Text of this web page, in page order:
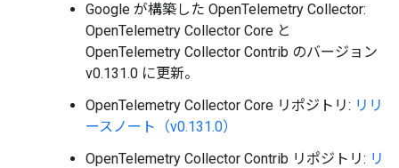
Google が構築した OpenTelemetry Collector:
OpenTelemetry Collector Core と
OpenTelemetry Collector Contrib のバージョン
v0.131.0 に更新。
OpenTelemetry Collector Core リポジトリ: リリ
ースノート（v0.131.0）
OpenTelemetry Collector Contrib リポジトリ: リ